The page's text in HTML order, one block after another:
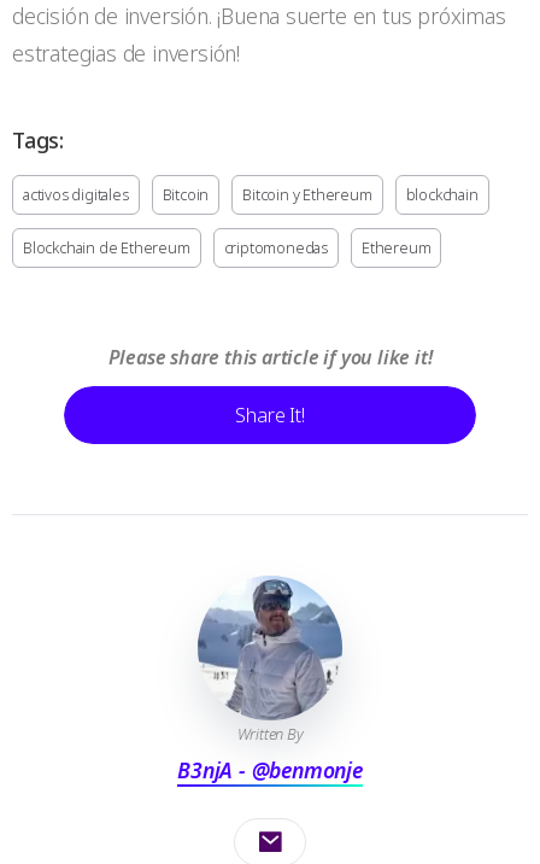
decisión de inversión. ¡Buena suerte en tus próximas
estrategias de inversión!
Tags:
activos digitales Bitcoin Bitcoin y Ethereum blockchain
Blockchain de Ethereum criptomonedas Ethereum
Please share this article if you like it!
Share It!
Written By
B3njA - @benmonje